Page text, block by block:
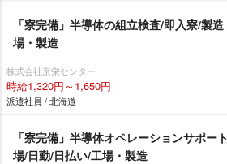
「寮完備」半導体の組立検査/即入寮/製
場・製造
株式会社京栄センター
時給1,320円～1,650円
派遣社員 / 北海道
「寮完備」半導体オペレーションサポー
場/日勤/日払い/工場・製造